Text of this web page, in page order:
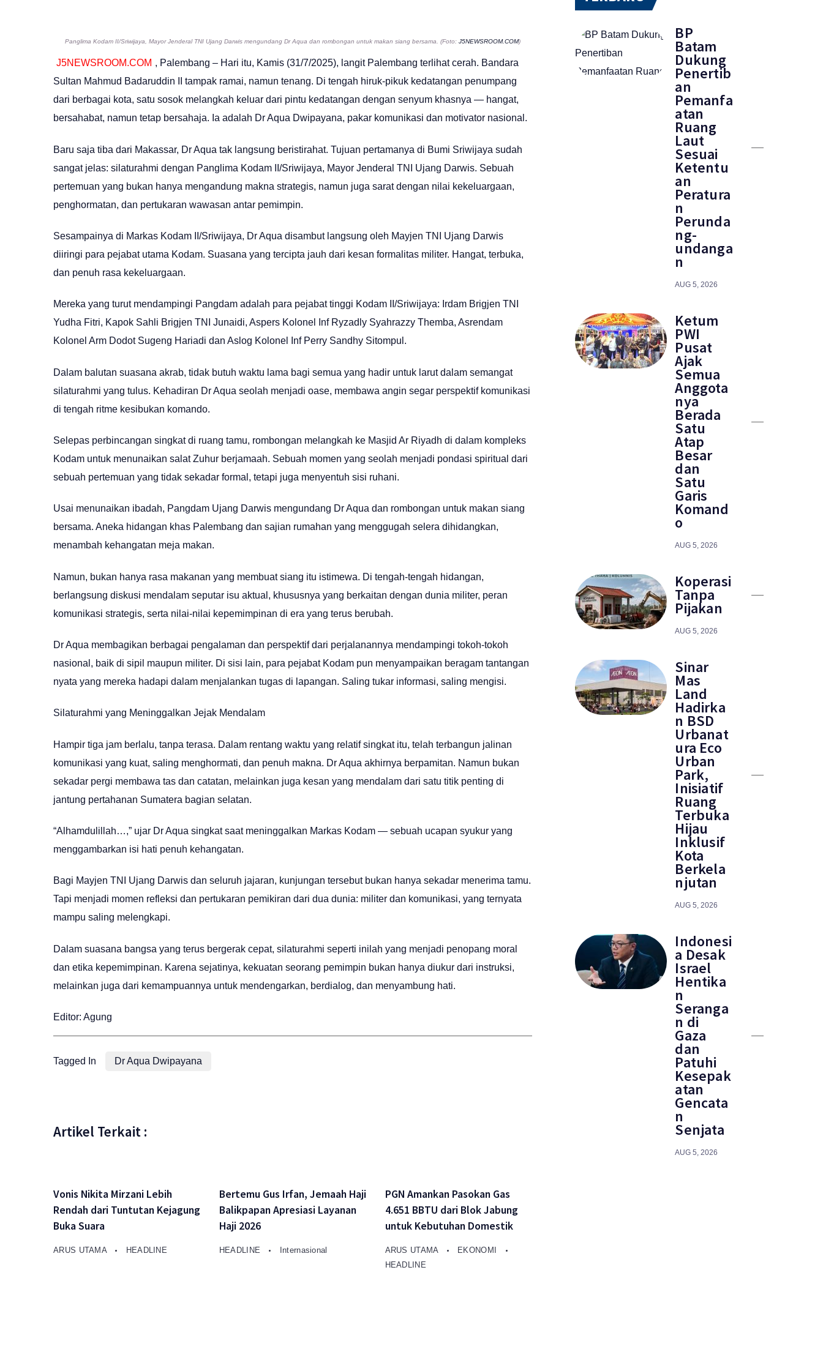
Panglima Kodam II/Sriwijaya, Mayor Jenderal TNI Ujang Darwis mengundang Dr Aqua dan rombongan untuk makan siang bersama. (Foto:J5NEWSROOM.COM)
J5NEWSROOM.COM , Palembang – Hari itu, Kamis (31/7/2025), langit Palembang terlihat cerah. Bandara
Sultan Mahmud Badaruddin II tampak ramai, namun tenang. Di tengah hiruk-pikuk kedatangan penumpang
dari berbagai kota, satu sosok melangkah keluar dari pintu kedatangan dengan senyum khasnya — hangat,
bersahabat, namun tetap bersahaja. Ia adalah Dr Aqua Dwipayana, pakar komunikasi dan motivator nasional.
Baru saja tiba dari Makassar, Dr Aqua tak langsung beristirahat. Tujuan pertamanya di Bumi Sriwijaya sudah
sangat jelas: silaturahmi dengan Panglima Kodam II/Sriwijaya, Mayor Jenderal TNI Ujang Darwis. Sebuah
pertemuan yang bukan hanya mengandung makna strategis, namun juga sarat dengan nilai kekeluargaan,
penghormatan, dan pertukaran wawasan antar pemimpin.
Sesampainya di Markas Kodam II/Sriwijaya, Dr Aqua disambut langsung oleh Mayjen TNI Ujang Darwis
diiringi para pejabat utama Kodam. Suasana yang tercipta jauh dari kesan formalitas militer. Hangat, terbuka,
dan penuh rasa kekeluargaan.
Mereka yang turut mendampingi Pangdam adalah para pejabat tinggi Kodam II/Sriwijaya: Irdam Brigjen TNI
Yudha Fitri, Kapok Sahli Brigjen TNI Junaidi, Aspers Kolonel Inf Ryzadly Syahrazzy Themba, Asrendam
Kolonel Arm Dodot Sugeng Hariadi dan Aslog Kolonel Inf Perry Sandhy Sitompul.
Dalam balutan suasana akrab, tidak butuh waktu lama bagi semua yang hadir untuk larut dalam semangat
silaturahmi yang tulus. Kehadiran Dr Aqua seolah menjadi oase, membawa angin segar perspektif komunikasi
di tengah ritme kesibukan komando.
Selepas perbincangan singkat di ruang tamu, rombongan melangkah ke Masjid Ar Riyadh di dalam kompleks
Kodam untuk menunaikan salat Zuhur berjamaah. Sebuah momen yang seolah menjadi pondasi spiritual dari
sebuah pertemuan yang tidak sekadar formal, tetapi juga menyentuh sisi ruhani.
Usai menunaikan ibadah, Pangdam Ujang Darwis mengundang Dr Aqua dan rombongan untuk makan siang
bersama. Aneka hidangan khas Palembang dan sajian rumahan yang menggugah selera dihidangkan,
menambah kehangatan meja makan.
Namun, bukan hanya rasa makanan yang membuat siang itu istimewa. Di tengah-tengah hidangan,
berlangsung diskusi mendalam seputar isu aktual, khususnya yang berkaitan dengan dunia militer, peran
komunikasi strategis, serta nilai-nilai kepemimpinan di era yang terus berubah.
Dr Aqua membagikan berbagai pengalaman dan perspektif dari perjalanannya mendampingi tokoh-tokoh
nasional, baik di sipil maupun militer. Di sisi lain, para pejabat Kodam pun menyampaikan beragam tantangan
nyata yang mereka hadapi dalam menjalankan tugas di lapangan. Saling tukar informasi, saling mengisi.
Silaturahmi yang Meninggalkan Jejak Mendalam
Hampir tiga jam berlalu, tanpa terasa. Dalam rentang waktu yang relatif singkat itu, telah terbangun jalinan
komunikasi yang kuat, saling menghormati, dan penuh makna. Dr Aqua akhirnya berpamitan. Namun bukan
sekadar pergi membawa tas dan catatan, melainkan juga kesan yang mendalam dari satu titik penting di
jantung pertahanan Sumatera bagian selatan.
“Alhamdulillah…,” ujar Dr Aqua singkat saat meninggalkan Markas Kodam — sebuah ucapan syukur yang
menggambarkan isi hati penuh kehangatan.
Bagi Mayjen TNI Ujang Darwis dan seluruh jajaran, kunjungan tersebut bukan hanya sekadar menerima tamu.
Tapi menjadi momen refleksi dan pertukaran pemikiran dari dua dunia: militer dan komunikasi, yang ternyata
mampu saling melengkapi.
Dalam suasana bangsa yang terus bergerak cepat, silaturahmi seperti inilah yang menjadi penopang moral
dan etika kepemimpinan. Karena sejatinya, kekuatan seorang pemimpin bukan hanya diukur dari instruksi,
melainkan juga dari kemampuannya untuk mendengarkan, berdialog, dan menyambung hati.
Editor: Agung
Tagged In Dr Aqua Dwipayana
Artikel Terkait :
Vonis Nikita Mirzani Lebih
Rendah dari Tuntutan Kejagung
Buka Suara
ARUS UTAMA HEADLINE
Bertemu Gus Irfan, Jemaah Haji
Balikpapan Apresiasi Layanan
Haji 2026
HEADLINE Internasional
PGN Amankan Pasokan Gas
4.651 BBTU dari Blok Jabung
untuk Kebutuhan Domestik
ARUS UTAMA
EKONOMI
HEADLINE
BP
Batam
Dukung
Penertib
an
Pemanfa
atan
Ruang
Laut
Sesuai
Ketentu
an
Peratura
n
Perunda
ng-
undanga
n
AUG 5, 2026
Ketum
PWI
Pusat
Ajak
Semua
Anggota
nya
Berada
Satu
Atap
Besar
dan
Satu
Garis
Komand
o
AUG 5, 2026
Koperasi
Tanpa
Pijakan
AUG 5, 2026
Sinar
Mas
Land
Hadirka
n BSD
Urbanat
ura Eco
Urban
Park,
Inisiatif
Ruang
Terbuka
Hijau
Inklusif
Kota
Berkela
njutan
AUG 5, 2026
Indonesi
a Desak
Israel
Hentika
n
Seranga
n di
Gaza
dan
Patuhi
Kesepak
atan
Gencata
n
Senjata
AUG 5, 2026